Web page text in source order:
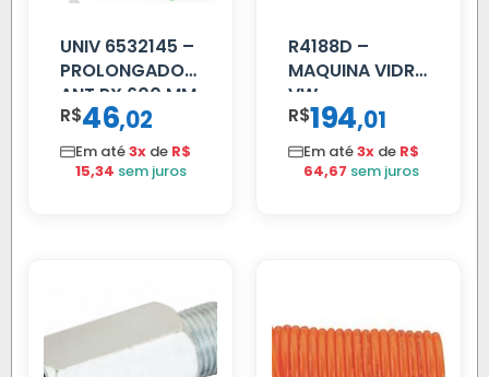
UNIV 6532145 –
PROLONGADOR
ANT PX 600 MM
FIBRA PRETA
R$46,02
Em até3x de R$
15,34 sem juros
R4188D –
MAQUINA VIDRO
VW
CONSTELLATION
MANUAL LD
R$194,01
Em até3x de R$
64,67 sem juros